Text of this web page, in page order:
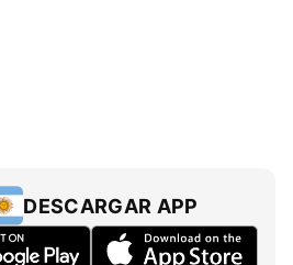
DESCARGAR APP